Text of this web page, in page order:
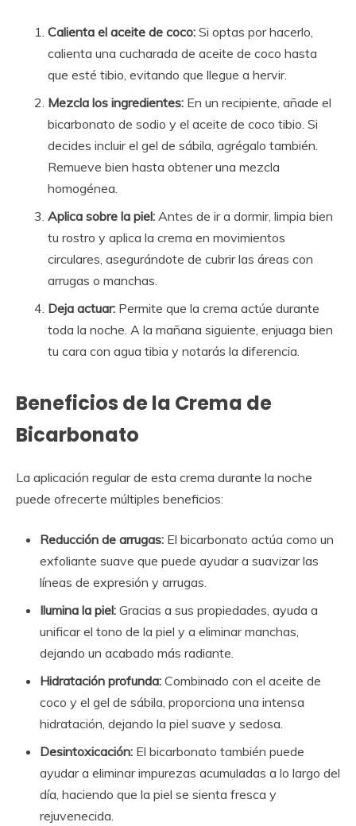
Calienta el aceite de coco: Si optas por hacerlo,
calienta una cucharada de aceite de coco hasta
que esté tibio, evitando que llegue a hervir.
Mezcla los ingredientes: En un recipiente, añade el
bicarbonato de sodio y el aceite de coco tibio. Si
decides incluir el gel de sábila, agrégalo también.
Remueve bien hasta obtener una mezcla
homogénea.
Aplica sobre la piel: Antes de ir a dormir, limpia bien
tu rostro y aplica la crema en movimientos
circulares, asegurándote de cubrir las áreas con
arrugas o manchas.
Deja actuar: Permite que la crema actúe durante
toda la noche. A la mañana siguiente, enjuaga bien
tu cara con agua tibia y notarás la diferencia.
Beneficios de la Crema de
Bicarbonato
La aplicación regular de esta crema durante la noche
puede ofrecerte múltiples beneficios:
Reducción de arrugas: El bicarbonato actúa como un
exfoliante suave que puede ayudar a suavizar las
líneas de expresión y arrugas.
Ilumina la piel: Gracias a sus propiedades, ayuda a
unificar el tono de la piel y a eliminar manchas,
dejando un acabado más radiante.
Hidratación profunda: Combinado con el aceite de
coco y el gel de sábila, proporciona una intensa
hidratación, dejando la piel suave y sedosa.
Desintoxicación: El bicarbonato también puede
ayudar a eliminar impurezas acumuladas a lo largo del
día, haciendo que la piel se sienta fresca y
rejuvenecida.